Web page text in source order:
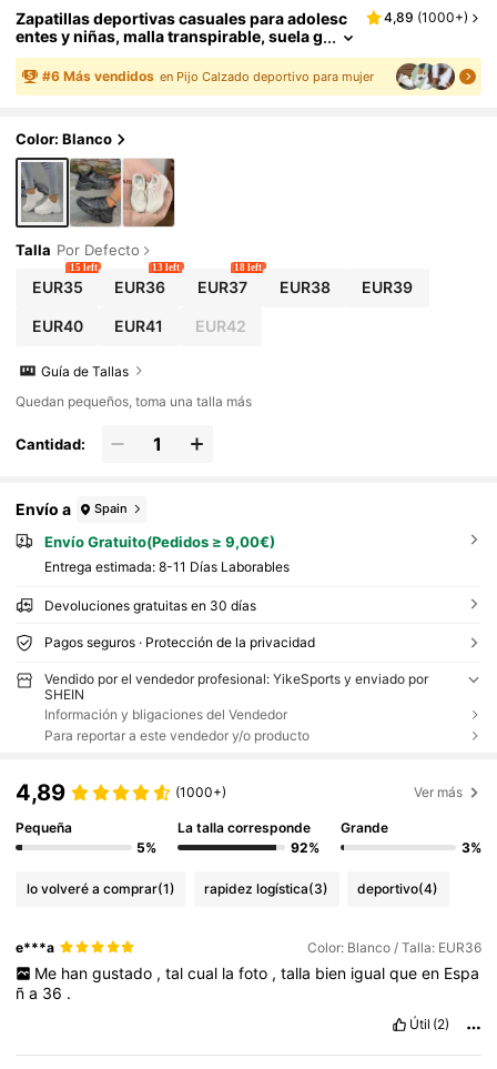
Zapatillas deportivas casuales para adolesc
entes y niñas, malla transpirable, suela g
ruesa, zapatos blancos cómodos, talla g
rande, antideslizantes, zapatillas chunky, za
patillas para mujer, vuelta al colegio
4,89 (1000+)
#6 Más vendidos en Pijo Calzado deportivo para mujer
Color: Blanco
Talla Por Defecto
EUR35
15 left
EUR36
13 left
EUR37
18 left
EUR38 EUR39
EUR40 EUR41 EUR42
Guía de Tallas
Quedan pequeños, toma una talla más
Cantidad:
Envío a Spain
Envío Gratuito(Pedidos ≥ 9,00€)
Entrega estimada: 8-11 Días Laborables
Devoluciones gratuitas en 30 días
Pagos seguros · Protección de la privacidad
Vendido por el vendedor profesional: YikeSports y enviado por
SHEIN
Información y bligaciones del Vendedor
Para reportar a este vendedor y/o producto
4,89 (1000+) Ver más
Pequeña
5%
La talla corresponde
92%
Grande
3%
lo volveré a comprar(1) rapidez logística(3) deportivo(4)
e***a Color: Blanco / Talla: EUR36
Me han gustado , tal cual la foto , talla bien igual que en Espa
ña 36 .
Útil (2)